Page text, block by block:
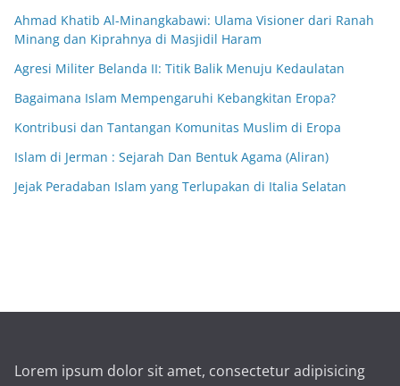
Ahmad Khatib Al-Minangkabawi: Ulama Visioner dari Ranah
Minang dan Kiprahnya di Masjidil Haram
Agresi Militer Belanda II: Titik Balik Menuju Kedaulatan
Bagaimana Islam Mempengaruhi Kebangkitan Eropa?
Kontribusi dan Tantangan Komunitas Muslim di Eropa
Islam di Jerman : Sejarah Dan Bentuk Agama (Aliran)
Jejak Peradaban Islam yang Terlupakan di Italia Selatan
Lorem ipsum dolor sit amet, consectetur adipisicing